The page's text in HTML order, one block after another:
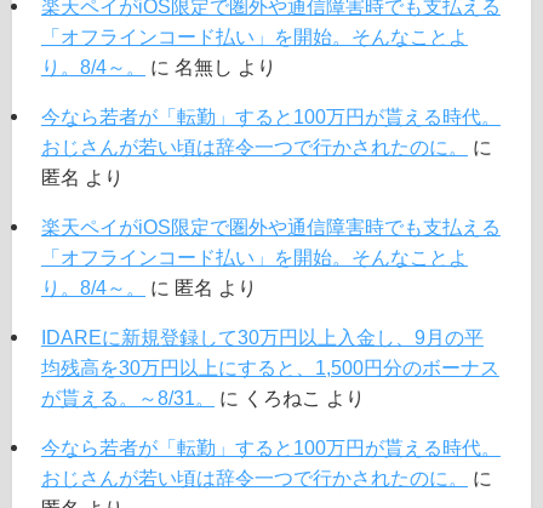
楽天ペイがiOS限定で圏外や通信障害時でも支払える
「オフラインコード払い」を開始。そんなことよ
り。8/4～。
に 名無し より
今なら若者が「転勤」すると100万円が貰える時代。
おじさんが若い頃は辞令一つで行かされたのに。
に
匿名 より
楽天ペイがiOS限定で圏外や通信障害時でも支払える
「オフラインコード払い」を開始。そんなことよ
り。8/4～。
に 匿名 より
IDAREに新規登録して30万円以上入金し、9月の平
均残高を30万円以上にすると、1,500円分のボーナス
が貰える。～8/31。
に くろねこ より
今なら若者が「転勤」すると100万円が貰える時代。
おじさんが若い頃は辞令一つで行かされたのに。
に